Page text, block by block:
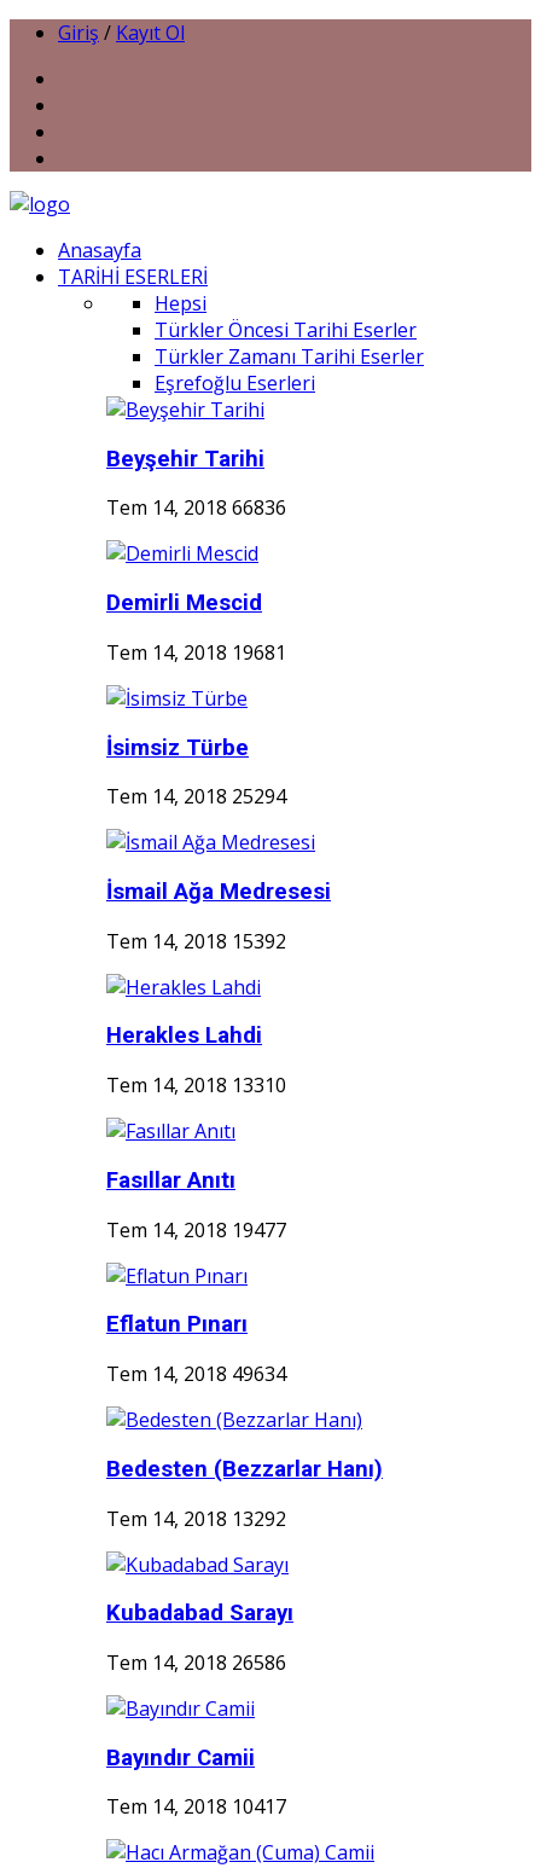
Giriş / Kayıt Ol
Anasayfa
TARİHİ ESERLERİ
Hepsi
Türkler Öncesi Tarihi Eserler
Türkler Zamanı Tarihi Eserler
Eşrefoğlu Eserleri
Beyşehir Tarihi
Tem 14, 2018 66836
Demirli Mescid
Tem 14, 2018 19681
İsimsiz Türbe
Tem 14, 2018 25294
İsmail Ağa Medresesi
Tem 14, 2018 15392
Herakles Lahdi
Tem 14, 2018 13310
Fasıllar Anıtı
Tem 14, 2018 19477
Eflatun Pınarı
Tem 14, 2018 49634
Bedesten (Bezzarlar Hanı)
Tem 14, 2018 13292
Kubadabad Sarayı
Tem 14, 2018 26586
Bayındır Camii
Tem 14, 2018 10417